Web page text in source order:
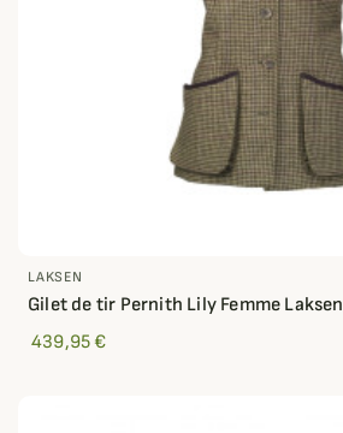
LAKSEN
Gilet de tir Pernith Lily Femme Laksen
439,95 €